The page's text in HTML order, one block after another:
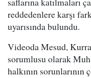
reddedenlere karşı
uyarısında bulundu.
Videoda Mesud,
sorumlusu olarak
halkının